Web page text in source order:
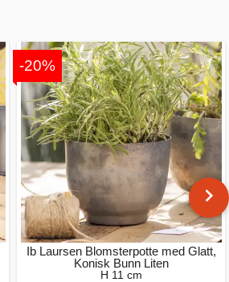
-20%
Ib Laursen Blomsterpotte med Glatt,
Konisk Bunn Liten
H 11 cm